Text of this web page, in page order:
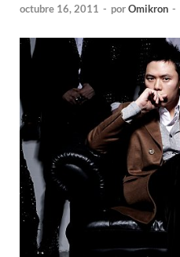
octubre 16, 2011 - porOmikron -